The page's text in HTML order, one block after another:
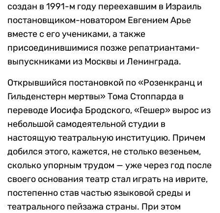
создан в 1991-м году переехавшим в Израиль
постановщиком-новатором Евгением Арье
вместе с его учениками, а также
присоединившимися позже репатриантами-
выпускниками из Москвы и Ленинграда.
Открывшийся постановкой по «Розенкранц и
Гильденстерн мертвы» Тома Стоппарда в
переводе Иосифа Бродского, «Гешер» вырос из
небольшой самодеятельной студии в
настоящую театральную институцию. Причем
добился этого, кажется, не столько везеньем,
сколько упорным трудом — уже через год после
своего основания театр стал играть на иврите,
постепенно став частью языковой среды и
театрального пейзажа страны. При этом